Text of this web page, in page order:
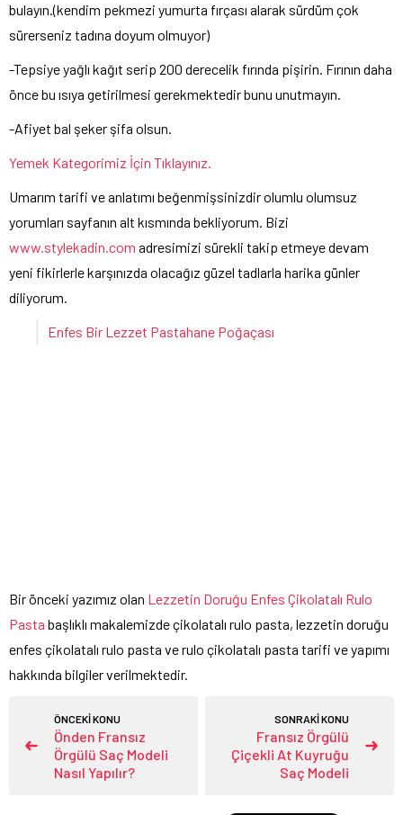
bulayın.(kendim pekmezi yumurta fırçası alarak sürdüm çok
sürerseniz tadına doyum olmuyor)
-Tepsiye yağlı kağıt serip 200 derecelik fırında pişirin. Fırının daha
önce bu ısıya getirilmesi gerekmektedir bunu unutmayın.
-Afiyet bal şeker şifa olsun.
Yemek Kategorimiz İçin Tıklayınız.
Umarım tarifi ve anlatımı beğenmişsinizdir olumlu olumsuz
yorumları sayfanın alt kısmında bekliyorum. Bizi
www.stylekadin.com adresimizi sürekli takip etmeye devam
yeni fikirlerle karşınızda olacağız güzel tadlarla harika günler
diliyorum.
Enfes Bir Lezzet Pastahane Poğaçası
Bir önceki yazımız olan Lezzetin Doruğu Enfes Çikolatalı Rulo
Pasta başlıklı makalemizde çikolatalı rulo pasta, lezzetin doruğu
enfes çikolatalı rulo pasta ve rulo çikolatalı pasta tarifi ve yapımı
hakkında bilgiler verilmektedir.
ÖNCEKİ KONU
Önden Fransız
Örgülü Saç Modeli
Nasıl Yapılır?
SONRAKİ KONU
Fransız Örgülü
Çiçekli At Kuyruğu
Saç Modeli